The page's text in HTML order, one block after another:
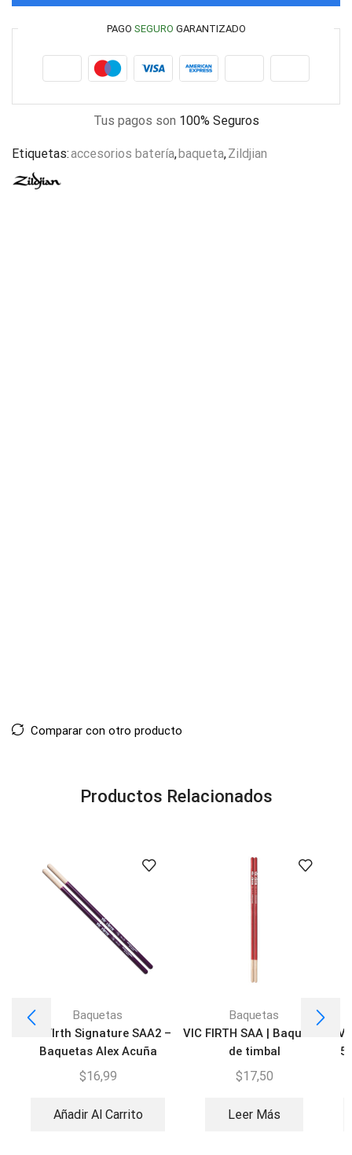
PAGO SEGURO GARANTIZADO
Tus pagos son 100% Seguros
Etiquetas:accesorios batería,baqueta,Zildjian
Comparar con otro producto
Productos Relacionados
Baquetas
Vic FIrth Signature SAA2 –
Baquetas Alex Acuña
Timbal purple
$16,99
Añadir Al Carrito
Baquetas
VIC FIRTH SAA | Baquetas
de timbal
$17,50
Leer Más